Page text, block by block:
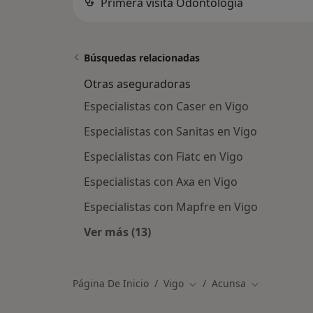
Búsquedas relacionadas
Otras aseguradoras
Especialistas con Caser en Vigo
Especialistas con Sanitas en Vigo
Especialistas con Fiatc en Vigo
Especialistas con Axa en Vigo
Especialistas con Mapfre en Vigo
Ver más (13)
Página De Inicio Vigo Cambiar de ciudad
Acunsa Cambiar de